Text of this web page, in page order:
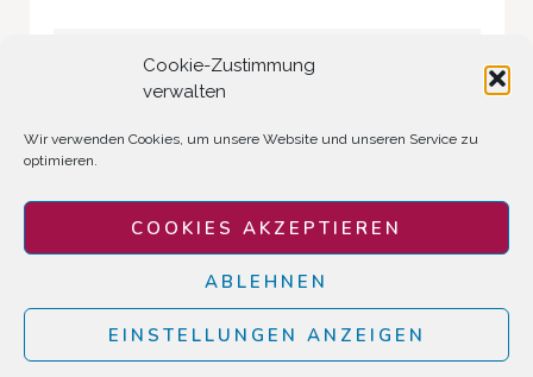
Cookie-Zustimmung
verwalten
Wir verwenden Cookies, um unsere Website und unseren Service zu
optimieren.
COOKIES AKZEPTIEREN
ABLEHNEN
EINSTELLUNGEN ANZEIGEN
Suchst du etwas?